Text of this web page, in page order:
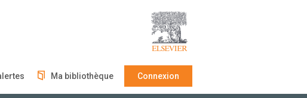
Ma bibliothèque Connexion